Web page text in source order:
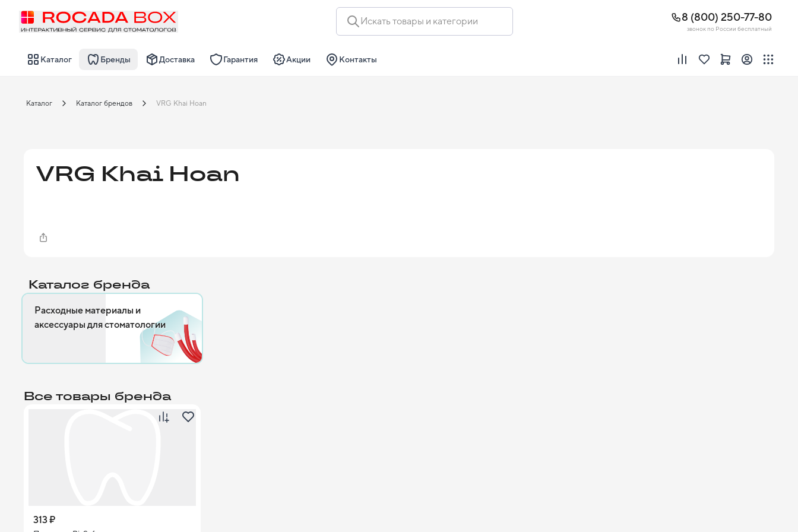
Искать товары и категории 8 (800) 250-77-80
звонок по России бесплатный
Каталог Бренды Доставка Гарантия Акции Контакты
Каталог Каталог брендов VRG Khai Hoan
VRG Khai Hoan
Каталог бренда
Расходные материалы и
аксессуары для стоматологии
Все товары бренда
313 ₽